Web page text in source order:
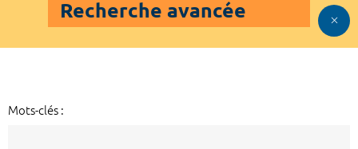
Recherche avancée
Mots-clés :